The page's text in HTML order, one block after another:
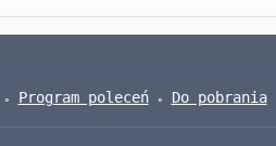
Program poleceń Do pobrania